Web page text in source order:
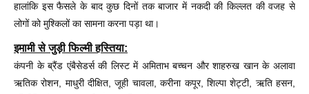
हालांकि इस फैसले के बाद कुछ दिनों तक बाजार में नकदी की किल्लत की वजह से
लोगों को मुश्किलों का सामना करना पड़ा था।
इमामी से जुड़ी फिल्मी हस्तिया:
कंपनी के ब्रैंड एंबैसेडर्स की लिस्ट में अमिताभ बच्चन और शाहरुख खान के अलावा
ऋतिक रोशन, माधुरी दीक्षित, जूही चावला, करीना कपूर, शिल्पा शेट्टी, ऋति हसन,